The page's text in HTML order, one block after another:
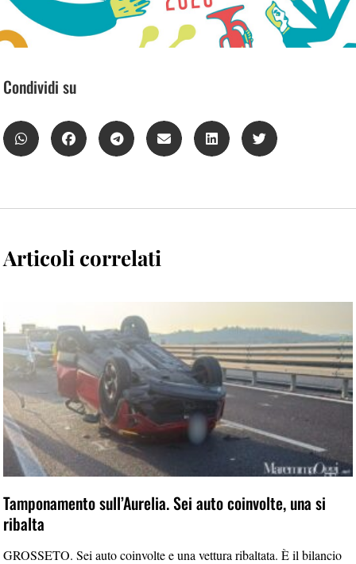
Condividi su
Articoli correlati
Tamponamento sull’Aurelia. Sei auto coinvolte, una si
ribalta
GROSSETO. Sei auto coinvolte e una vettura ribaltata. È il bilancio